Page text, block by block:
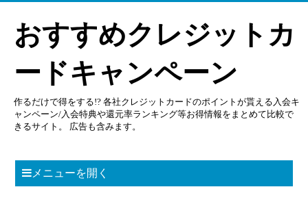
おすすめクレジットカ
ードキャンペーン
作るだけで得をする!? 各社クレジットカードのポイントが貰える入会キ
ャンペーン/入会特典や還元率ランキング等お得情報をまとめて比較で
きるサイト。 広告も含みます。
メニューを開く